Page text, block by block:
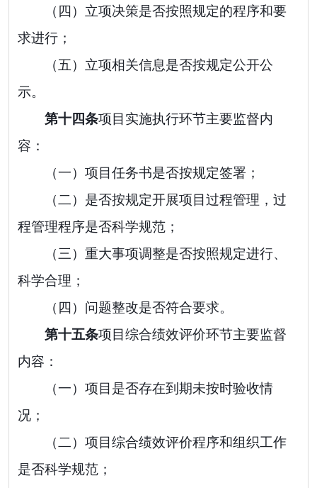
（四）立项决策是否按照规定的程序和要
求进行；
（五）立项相关信息是否按规定公开公
示。
第十四条项目实施执行环节主要监督内
容：
（一）项目任务书是否按规定签署；
（二）是否按规定开展项目过程管理，过
程管理程序是否科学规范；
（三）重大事项调整是否按照规定进行、
科学合理；
（四）问题整改是否符合要求。
第十五条项目综合绩效评价环节主要监督
内容：
（一）项目是否存在到期未按时验收情
况；
（二）项目综合绩效评价程序和组织工作
是否科学规范；